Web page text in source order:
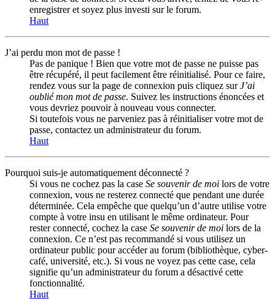
enregistrer et soyez plus investi sur le forum.
Haut
J’ai perdu mon mot de passe !
Pas de panique ! Bien que votre mot de passe ne puisse pas
être récupéré, il peut facilement être réinitialisé. Pour ce faire,
rendez vous sur la page de connexion puis cliquez surJ’ai
oublié mon mot de passe. Suivez les instructions énoncées et
vous devriez pouvoir à nouveau vous connecter.
Si toutefois vous ne parveniez pas à réinitialiser votre mot de
passe, contactez un administrateur du forum.
Haut
Pourquoi suis-je automatiquement déconnecté ?
Si vous ne cochez pas la case Se souvenir de moi lors de votre
connexion, vous ne resterez connecté que pendant une durée
déterminée. Cela empêche que quelqu’un d’autre utilise votre
compte à votre insu en utilisant le même ordinateur. Pour
rester connecté, cochez la case Se souvenir de moi lors de la
connexion. Ce n’est pas recommandé si vous utilisez un
ordinateur public pour accéder au forum (bibliothèque, cyber-
café, université, etc.). Si vous ne voyez pas cette case, cela
signifie qu’un administrateur du forum a désactivé cette
fonctionnalité.
Haut